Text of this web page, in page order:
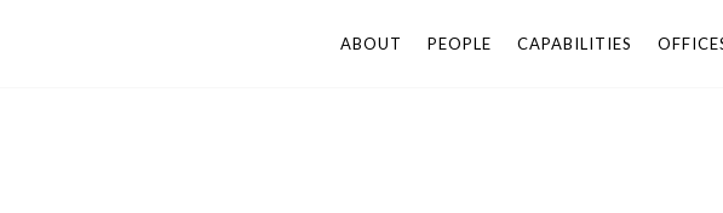
ABOUT PEOPLE CAPABILITIES